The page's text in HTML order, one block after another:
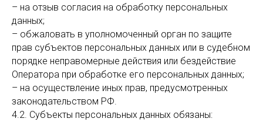
– на отзыв согласия на обработку персональных
данных;
– обжаловать в уполномоченный орган по защите
прав субъектов персональных данных или в судебном
порядке неправомерные действия или бездействие
Оператора при обработке его персональных данных;
– на осуществление иных прав, предусмотренных
законодательством РФ.
4.2. Субъекты персональных данных обязаны: